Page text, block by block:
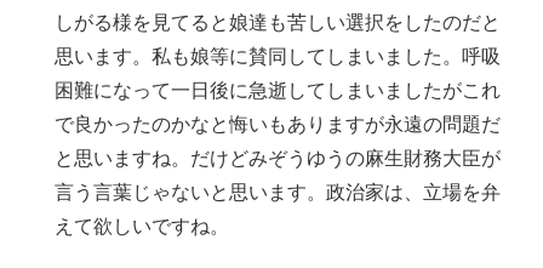
しがる様を見てると娘達も苦しい選択をしたのだと
思います。私も娘等に賛同してしまいました。呼吸
困難になって一日後に急逝してしまいましたがこれ
で良かったのかなと悔いもありますが永遠の問題だ
と思いますね。だけどみぞうゆうの麻生財務大臣が
言う言葉じゃないと思います。政治家は、立場を弁
えて欲しいですね。